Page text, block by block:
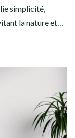
simplicité,
la nature et…